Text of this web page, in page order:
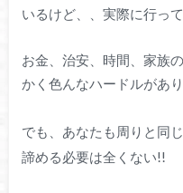
いるけど、、実際に行っ
お金、治安、時間、家族
かく色んなハードルがあり
でも、あなたも周りと同
諦める必要は全くない!!